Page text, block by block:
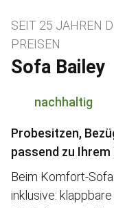
Sofa Bailey
SEIT 25 JAHREN
PREISEN
nachhaltig
Probesitzen,
passend zu
Beim Komfort-
inklusive: